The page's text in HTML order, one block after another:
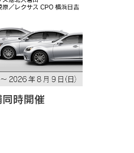
同時開催